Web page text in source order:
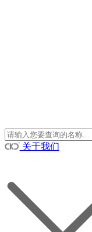
关于我们